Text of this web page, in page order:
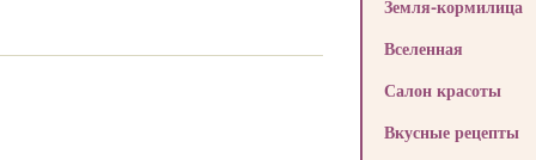
Земля-кормилица
Вселенная
Салон красоты
Вкусные рецепты